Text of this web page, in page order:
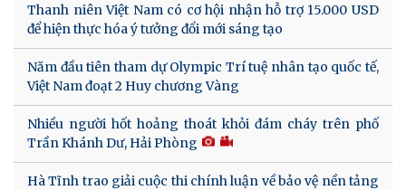
Thanh niên Việt Nam có cơ hội nhận hỗ trợ 15.000 USD
để hiện thực hóa ý tưởng đổi mới sáng tạo
Năm đầu tiên tham dự Olympic Trí tuệ nhân tạo quốc tế,
Việt Nam đoạt 2 Huy chương Vàng
Nhiều người hốt hoảng thoát khỏi đám cháy trên phố
Trần Khánh Dư, Hải Phòng
Hà Tĩnh trao giải cuộc thi chính luận về bảo vệ nền tảng